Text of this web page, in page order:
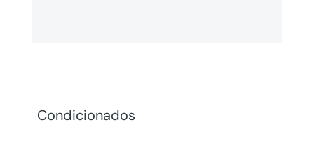
Condicionados